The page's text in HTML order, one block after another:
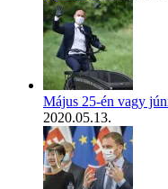
Május 25-én vagy
2020.05.13.